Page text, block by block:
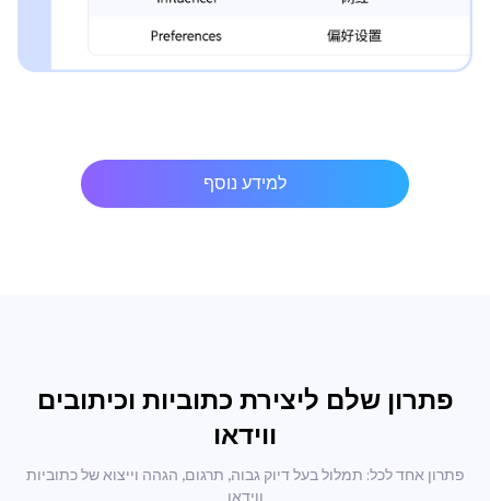
למידע נוסף
פתרון שלם ליצירת כתוביות וכיתובים
ווידאו
פתרון אחד לכל: תמלול בעל דיוק גבוה, תרגום, הגהה וייצוא של כתוביות
ווידאו